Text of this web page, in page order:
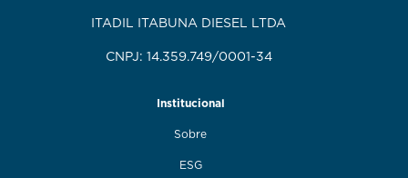
ITADIL ITABUNA DIESEL LTDA
CNPJ: 14.359.749/0001-34
Institucional
Sobre
ESG